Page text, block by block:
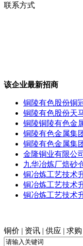
联系方式
该企业最新招商
铜陵有色股份铜
铜陵有色股份天
铜陵铜陵有色金
铜陵有色金属集
铜陵有色金属集
金隆铜业有限公
九华冶炼厂焙砂
铜冶炼工艺技术
铜冶炼工艺技术
铜冶炼工艺技术
铜价 | 资讯 | 供应 | 求购